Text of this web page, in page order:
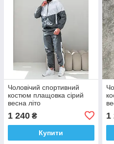
Чоловічий спортивний
костюм плащовка сірий
весна літо
1 240 ₴
Купити
1